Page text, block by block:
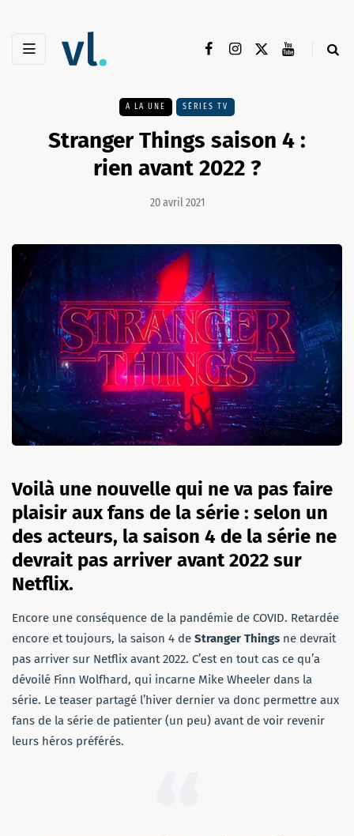
A LA UNE SÉRIES TV
Stranger Things saison 4 :
rien avant 2022 ?
20 avril 2021
Voilà une nouvelle qui ne va pas faire
plaisir aux fans de la série : selon un
des acteurs, la saison 4 de la série ne
devrait pas arriver avant 2022 sur
Netflix.
Encore une conséquence de la pandémie de COVID. Retardée
encore et toujours, la saison 4 de Stranger Things ne devrait
pas arriver sur Netflix avant 2022. C’est en tout cas ce qu’a
dévoilé Finn Wolfhard, qui incarne Mike Wheeler dans la
série. Le teaser partagé l’hiver dernier va donc permettre aux
fans de la série de patienter (un peu) avant de voir revenir
leurs héros préférés.